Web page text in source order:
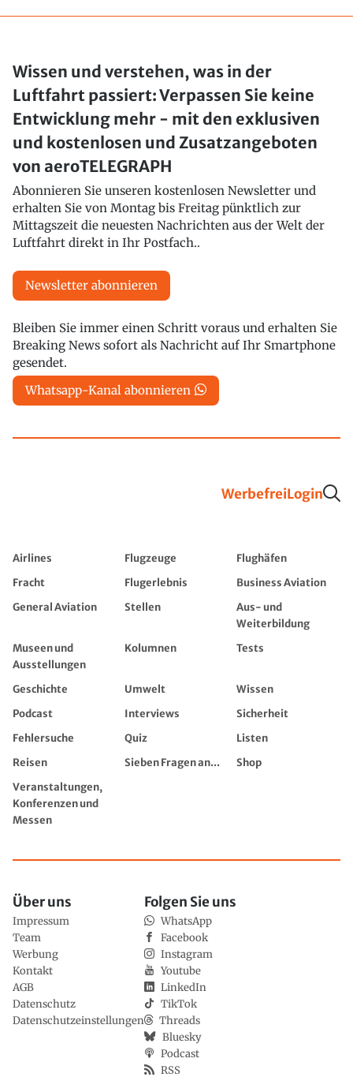
Wissen und verstehen, was in der
Luftfahrt passiert: Verpassen Sie keine
Entwicklung mehr - mit den exklusiven
und kostenlosen und Zusatzangeboten
von aeroTELEGRAPH
Abonnieren Sie unseren kostenlosen Newsletter und
erhalten Sie von Montag bis Freitag pünktlich zur
Mittagszeit die neuesten Nachrichten aus der Welt der
Luftfahrt direkt in Ihr Postfach..
Newsletter abonnieren
Bleiben Sie immer einen Schritt voraus und erhalten Sie
Breaking News sofort als Nachricht auf Ihr Smartphone
gesendet.
Whatsapp-Kanal abonnieren
WerbefreiLogin
Airlines Flugzeuge
Flughäfen
Fracht
Flugerlebnis
Business Aviation
General Aviation
Stellen
Aus- und
Weiterbildung
Museen und
Ausstellungen
Kolumnen Tests
Geschichte Umwelt
Wissen
Podcast
Interviews
Sicherheit
Fehlersuche
Quiz
Listen
Reisen
Sieben Fragen an...
Shop
Veranstaltungen,
Konferenzen und
Messen
Über uns
Impressum
Team
Werbung
Kontakt
AGB
Datenschutz
Datenschutzeinstellungen
Folgen Sie uns
WhatsApp
Facebook
Instagram
Youtube
LinkedIn
TikTok
Threads
Bluesky
Podcast
RSS